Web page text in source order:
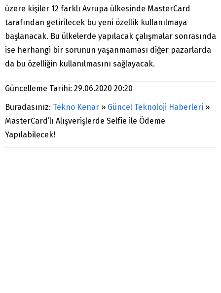
üzere kişiler 12 farklı Avrupa ülkesinde MasterCard
tarafından getirilecek bu yeni özellik kullanılmaya
başlanacak. Bu ülkelerde yapılacak çalışmalar sonrasında
ise herhangi bir sorunun yaşanmaması diğer pazarlarda
da bu özelliğin kullanılmasını sağlayacak.
Güncelleme Tarihi: 29.06.2020 20:20
Buradasınız: Tekno Kenar » Güncel Teknoloji Haberleri »
MasterCard’lı Alışverişlerde Selfie ile Ödeme
Yapılabilecek!